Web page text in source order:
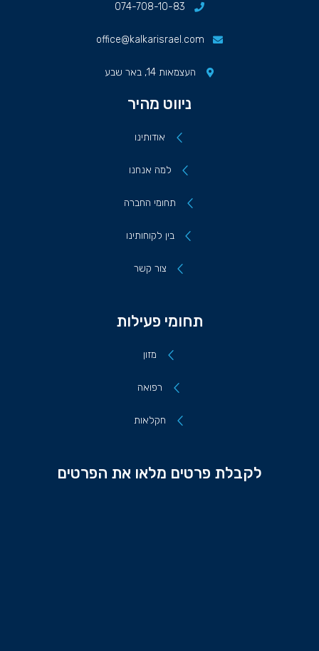
074-708-10-83
office@kalkarisrael.com
העצמאות 14, באר שבע
ניווט מהיר
אודותינו
למה אנחנו
תחומי החברה
בין לקוחותינו
צור קשר
תחומי פעילות
מזון
רפואה
חקלאות
לקבלת פרטים מלאו את הפרטים